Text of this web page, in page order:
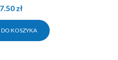
zł
KOSZYKA